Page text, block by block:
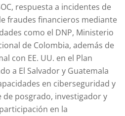
respuesta a incidentes de
fraudes financieros mediante
como el DNP, Ministerio
de Colombia, además de
con EE. UU. en el Plan
a El Salvador y Guatemala
en ciberseguridad y
de posgrado, investigador y
en la